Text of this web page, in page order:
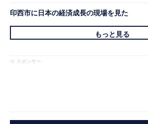
印西市に日本の経済成長の現場を見た
もっと見る
※ スポンサー